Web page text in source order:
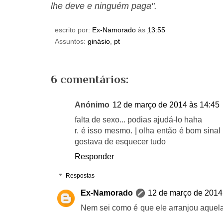
lhe deve e ninguém paga".
escrito por: Ex-Namorado às 13:55
Assuntos: ginásio pt
6 comentários:
Anónimo 12 de março de 2014 às 14:45
falta de sexo... podias ajudá-lo haha
r. é isso mesmo. | olha então é bom
gostava de esquecer tudo
Responder
Respostas
Ex-Namorado
12 de março de
Nem sei como é que ele arranjou